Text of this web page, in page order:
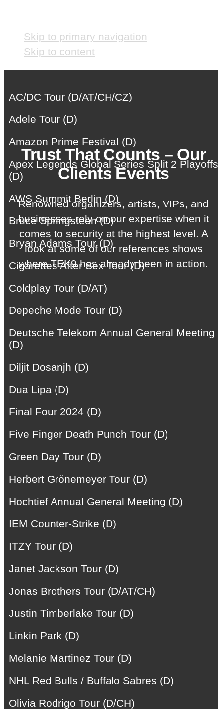
Skip to primary navigation
Skip to content
AC/DC Tour (D/AT/CH/CZ)
Adele Tour (D)
Amazon Prime Festival (D)
Apex Legends Global Series Split 2 Playoffs
(D)
AWS Summit Berlin (D)
Bruce Springsteen (D)
Bryan Adams Tour (D)
Cigarettes After Sex Tour (D)
Coldplay Tour (D/AT)
Depeche Mode Tour (D)
Deutsche Telekom Annual General Meeting
(D)
Diljit Dosanjh (D)
Dua Lipa (D)
Final Four 2024 (D)
Five Finger Death Punch Tour (D)
Green Day Tour (D)
Herbert Grönemeyer Tour (D)
Hochtief Annual General Meeting (D)
IEM Counter-Strike (D)
ITZY Tour (D)
Janet Jackson Tour (D)
Jonas Brothers Tour (D/AT/CH)
Justin Timberlake Tour (D)
Linkin Park (D)
Melanie Martinez Tour (D)
NHL Red Bulls / Buffalo Sabres (D)
Olivia Rodrigo Tour (D/CH)
Trust That Counts – Our
Clients Events
Renowned organizers, artists, VIPs, and
businesses rely on our expertise when it
comes to security at the highest level. A
look at some of our references shows
where TEK9 has already been in action.